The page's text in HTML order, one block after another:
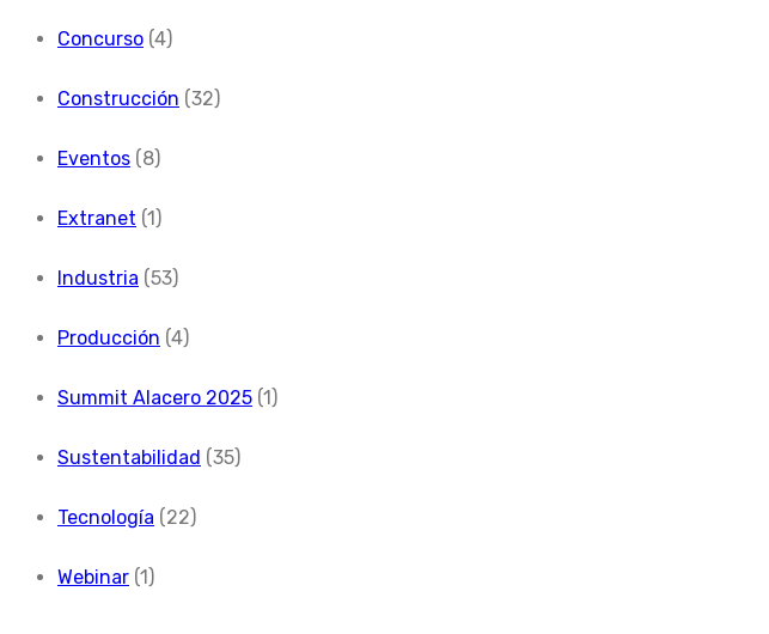
Concurso (4)
Construcción (32)
Eventos (8)
Extranet (1)
Industria (53)
Producción (4)
Summit Alacero 2025 (1)
Sustentabilidad (35)
Tecnología (22)
Webinar (1)